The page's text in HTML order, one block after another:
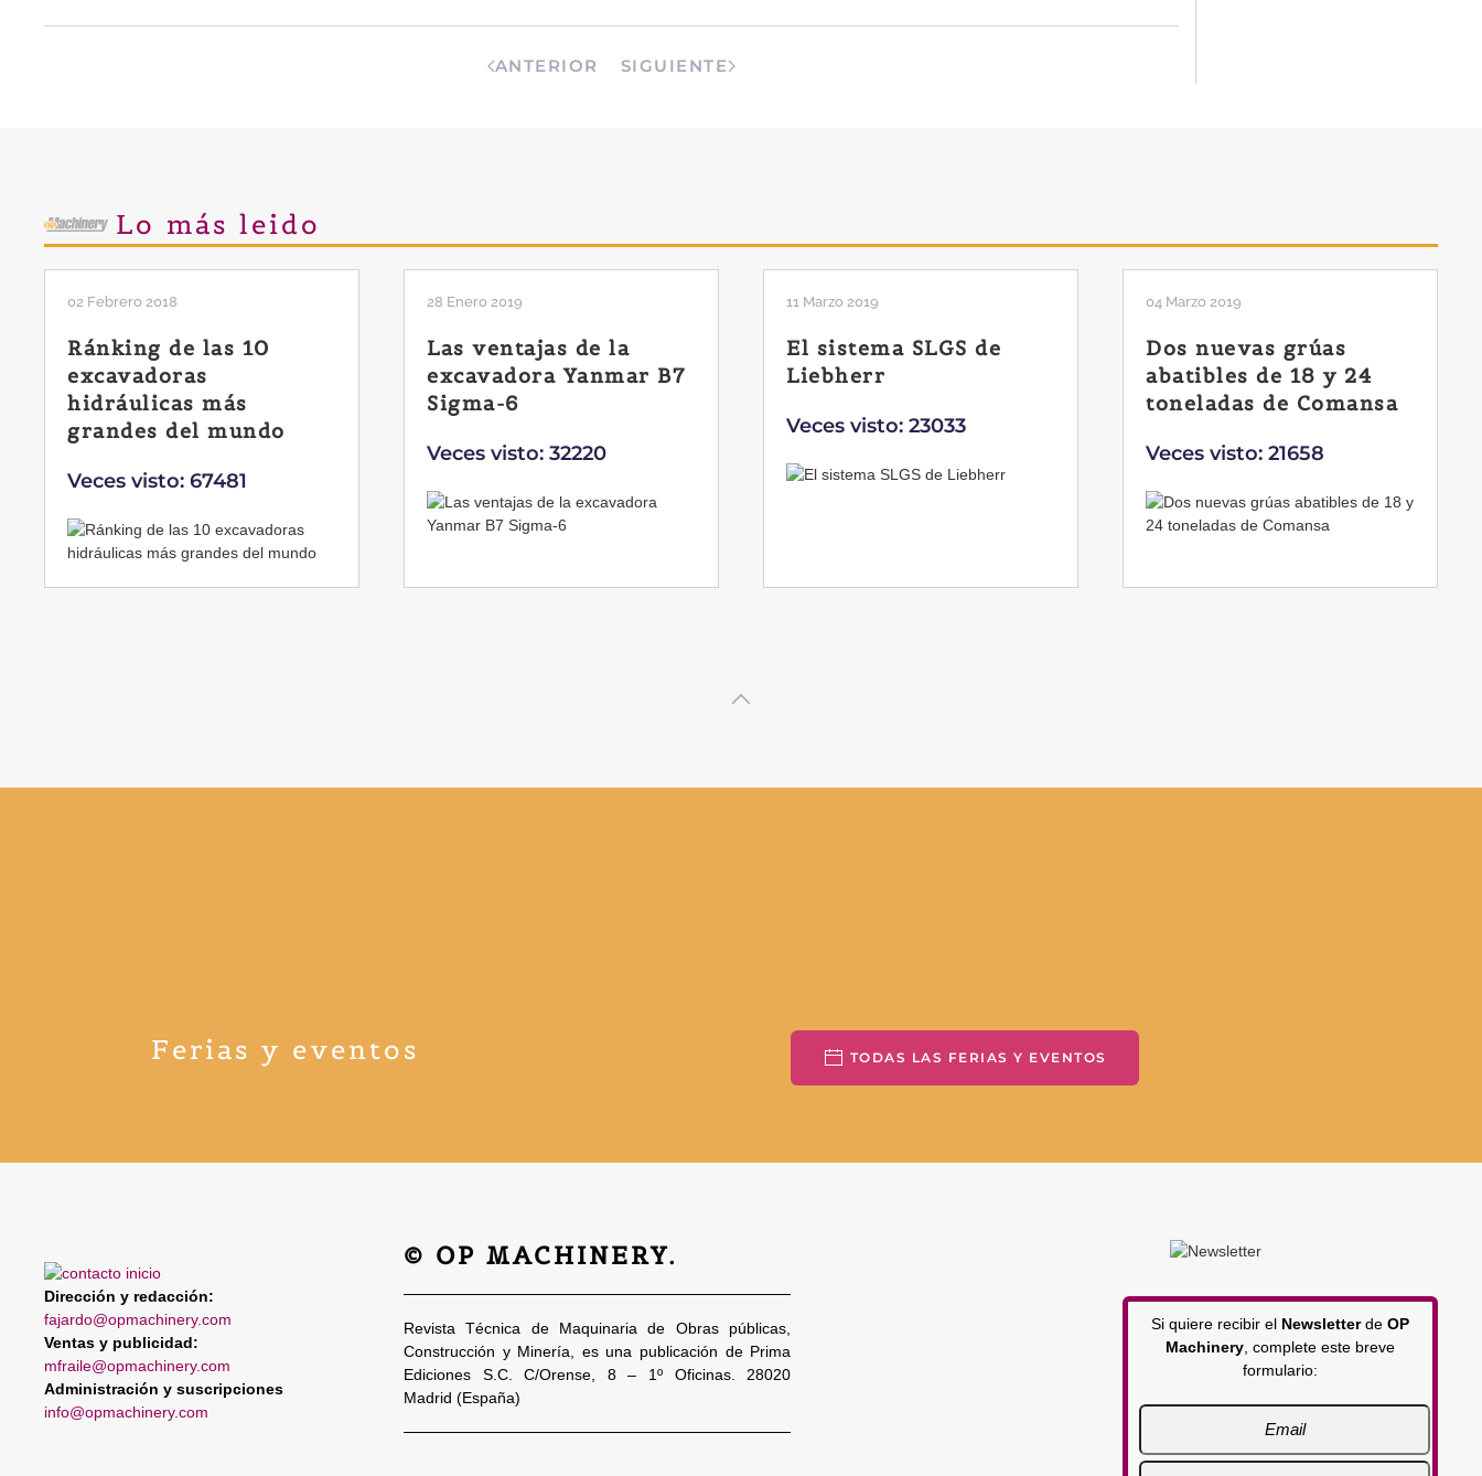
ANTERIOR SIGUIENTE
Lo más leido
02 Febrero 2018
Ránking de las 10
excavadoras
hidráulicas más
grandes del mundo
Veces visto: 67481
28 Enero 2019
Las ventajas de la
excavadora Yanmar B7
Sigma-6
Veces visto: 32220
11 Marzo 2019
El sistema SLGS de
Liebherr
Veces visto: 23033
04 Marzo 2019
Dos nuevas grúas
abatibles de 18 y 24
toneladas de Comansa
Veces visto: 21658
Ferias y eventos TODAS LAS FERIAS Y EVENTOS
Dirección y redacción:
fajardo@opmachinery.com
Ventas y publicidad:
mfraile@opmachinery.com
Administración y suscripciones
info@opmachinery.com
© OP MACHINERY.
Revista Técnica de Maquinaria de Obras públicas,
Construcción y Minería, es una publicación de Prima
Ediciones S.C. C/Orense, 8 – 1º Oficinas. 28020
Madrid (España)
Si quiere recibir el Newsletterde OP
Machinery , complete este breve
formulario: